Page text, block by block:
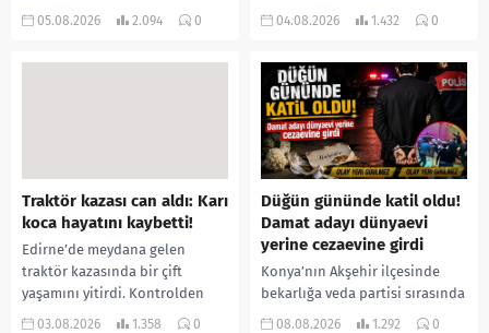
bir kişiyi, arkadaşının eşiyle
05.08.2026 2.094 0
ilişkilendirilen siklospora
salgında vaka sayısının 20 bini
aştığı belirtilirken, sağlık...
04.08.2026 1.432 0
Traktör kazası can aldı: Karı
koca hayatını kaybetti!
Edirne’de meydana gelen
traktör kazasında bir çift
yaşamını yitirdi. Kontrolden
çıkarak devrilen traktörün
03.08.2026 1.358 0
Düğün gününde katil oldu!
Damat adayı dünyaevi
yerine cezaevine girdi
Konya’nın Akşehir ilçesinde
bekarlığa veda partisi sırasında
çıkan kavgada bir kişi hayatını
08.08.2026 1.292 0